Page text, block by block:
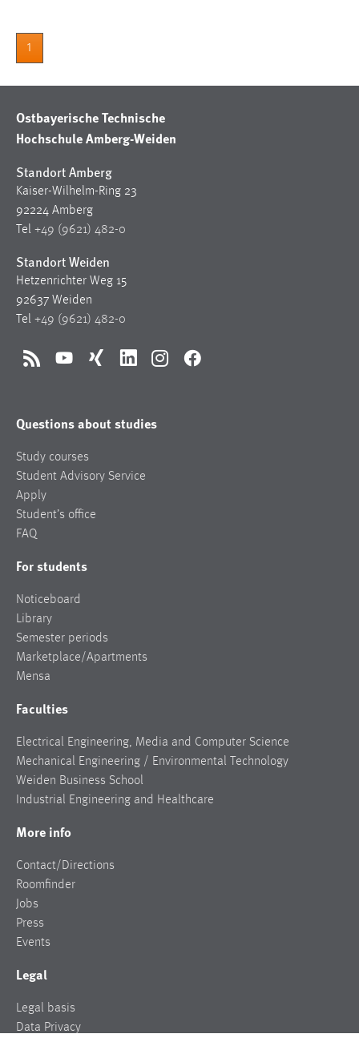
1
Ostbayerische Technische
Hochschule Amberg-Weiden
Standort Amberg
Kaiser-Wilhelm-Ring 23
92224 Amberg
Tel +49 (9621) 482-0
Standort Weiden
Hetzenrichter Weg 15
92637 Weiden
Tel +49 (9621) 482-0
RSS YouTubeXing LinkedInInstagramFacebook
Questions about studies
Study courses
Student Advisory Service
Apply
Student’s office
FAQ
For students
Noticeboard
Library
Semester periods
Marketplace/Apartments
Mensa
Faculties
Electrical Engineering, Media and Computer Science
Mechanical Engineering / Environmental Technology
Weiden Business School
Industrial Engineering and Healthcare
More info
Contact/Directions
Roomfinder
Jobs
Press
Events
Legal
Legal basis
Data Privacy